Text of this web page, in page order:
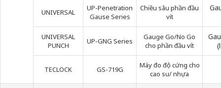
UNIVERSAL
UP-Penetration
Gause Series
Chiều sâu phần đầu
vít
UNIVERSAL
PUNCH
UP-GNG Series
Gauge Go/No Go
cho phần đầu vít
TECLOCK GS-719G
Máy đo độ cứng cho
cao su/ nhựa